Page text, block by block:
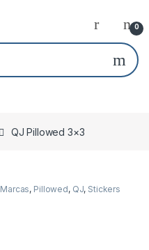
0
QJ Pillowed 3×3
Marcas, Pillowed, QJ, Stickers